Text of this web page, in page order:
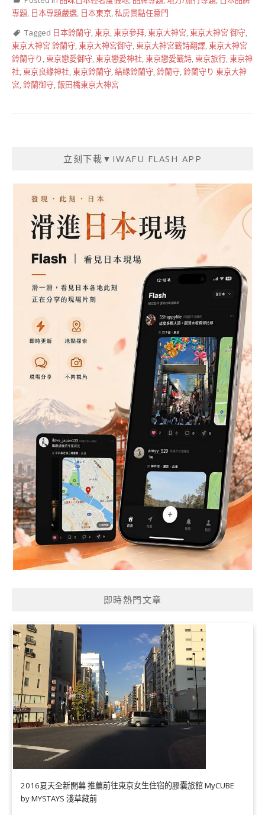
專題, 日本專題嚴選, 日本東京,私房景點任意門
Tagged 日本鈴蘭守, 東京, 東京參拜, 東京大神宮, 東京大神宮 御守,
東京大神宮 鈴蘭守, 東京大神宮御守, 東京大神宮籤詩翻譯, 東京大神宮
鈴蘭守り, 東京戀愛御守, 東京戀愛神社, 東京戀愛籤詩, 東京旅行, 東京神
社, 東京良緣神社, 東京鈴蘭守,結緣鈴蘭守,鈴蘭守,鈴蘭守り 東京大神
宮,鈴蘭御守,飯田橋東京大神宮
立刻下載▼IWAFU FLASH APP
即時熱門文章
2016夏天全新開幕 推薦前往東京女生住宿的膠囊旅館 MyCUBE
by MYSTAYS 淺草藏前